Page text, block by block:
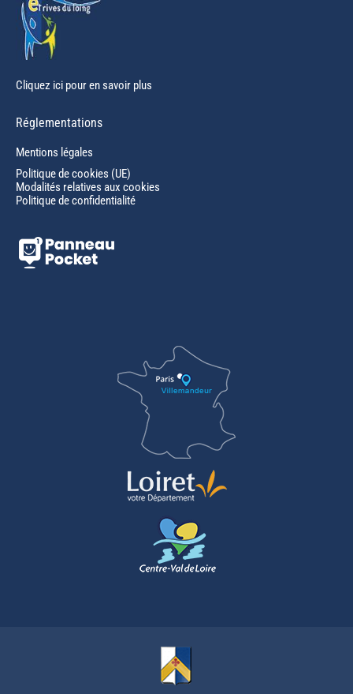
Cliquez ici pour en savoir plus
Réglementations
Mentions légales
Politique de cookies (UE)
Modalités relatives aux cookies
Politique de confidentialité